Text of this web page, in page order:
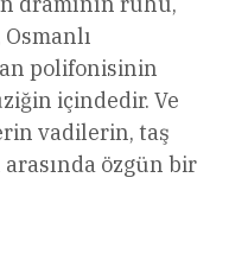
polifonisinin
içindedir. Ve
vadilerin, taş
özgün bir